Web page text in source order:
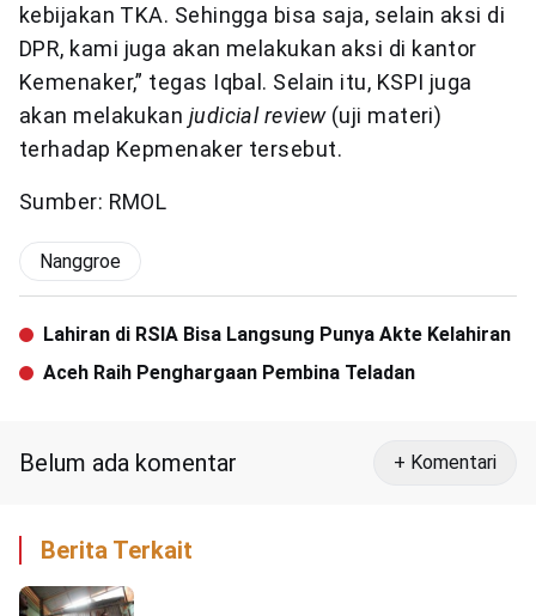
kebijakan TKA. Sehingga bisa saja, selain aksi di
DPR, kami juga akan melakukan aksi di kantor
Kemenaker,” tegas Iqbal. Selain itu, KSPI juga
akan melakukan judicial review(uji materi)
terhadap Kepmenaker tersebut.
Sumber: RMOL
Nanggroe
Lahiran di RSIA Bisa Langsung Punya Akte Kelahiran
Aceh Raih Penghargaan Pembina Teladan
Belum ada komentar + Komentari
Berita Terkait